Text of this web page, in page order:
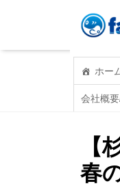
ホー
会社概
【
春